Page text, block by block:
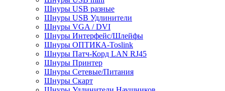
Шнуры USB разные
Шнуры USB Удлинители
Шнуры VGA / DVI
Шнуры Интерфейс/Шлейфы
Шнуры ОПТИКА-Toslink
Шнуры Патч-Корд LAN RJ45
Шнуры Принтер
Шнуры Сетевые/Питания
Шнуры Скарт